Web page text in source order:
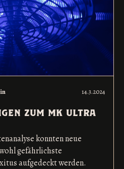
14.3.2024
zum mk ultra
konnten neue
gefährlichste
aufgedeckt werden.